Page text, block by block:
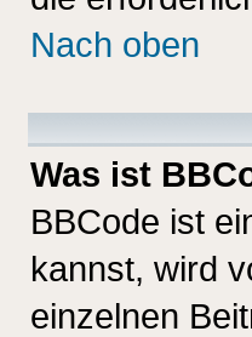
Nach oben
Was ist
BBCode ist
kannst, wird
einzelnen